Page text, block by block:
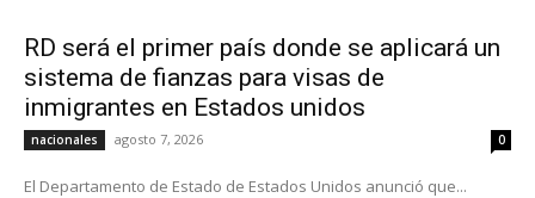
RD será el primer país donde se aplicará un
sistema de fianzas para visas de
inmigrantes en Estados unidos
nacionales agosto 7, 2026 0
El Departamento de Estado de Estados Unidos anunció que...